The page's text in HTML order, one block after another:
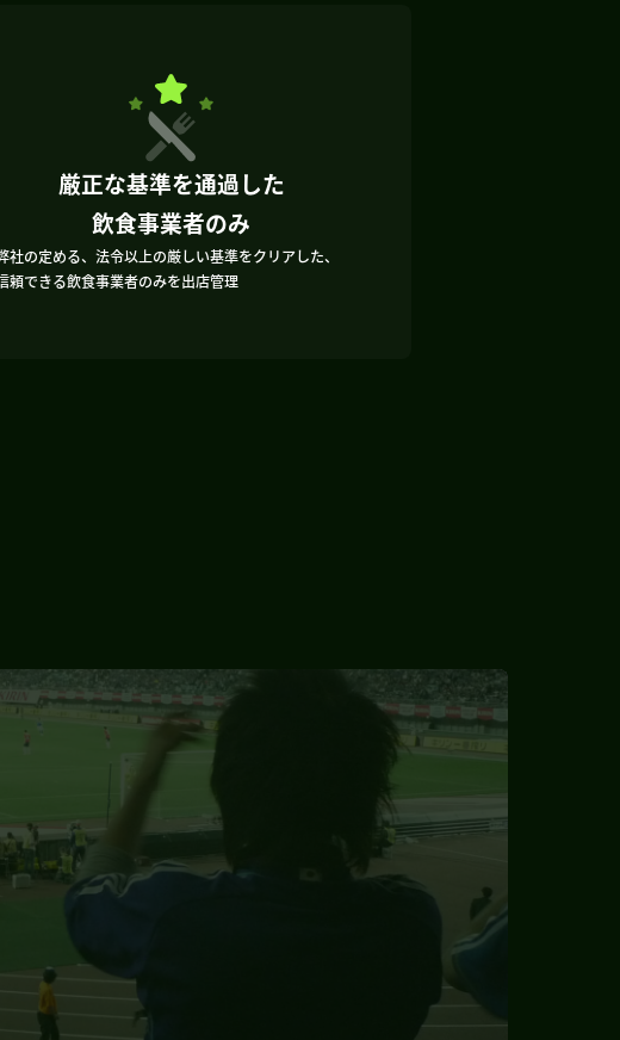
厳正な基準を通過した
飲食事業者のみ
社の定める、法令以上の厳しい基準をクリアした、
頼できる飲食事業者のみを出店管理